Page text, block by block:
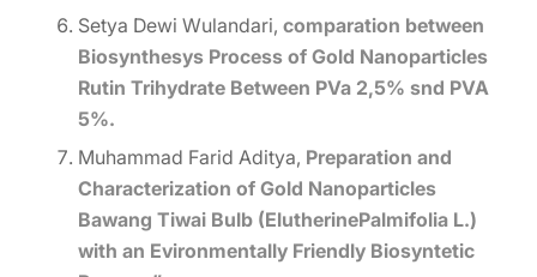
Setya Dewi Wulandari, comparation between
Biosynthesys Process of Gold Nanoparticles
Rutin Trihydrate Between PVa 2,5% snd PVA
5%.
Muhammad Farid Aditya, Preparation and
Characterization of Gold Nanoparticles
Bawang Tiwai Bulb (ElutherinePalmifolia L.)
with an Evironmentally Friendly Biosyntetic